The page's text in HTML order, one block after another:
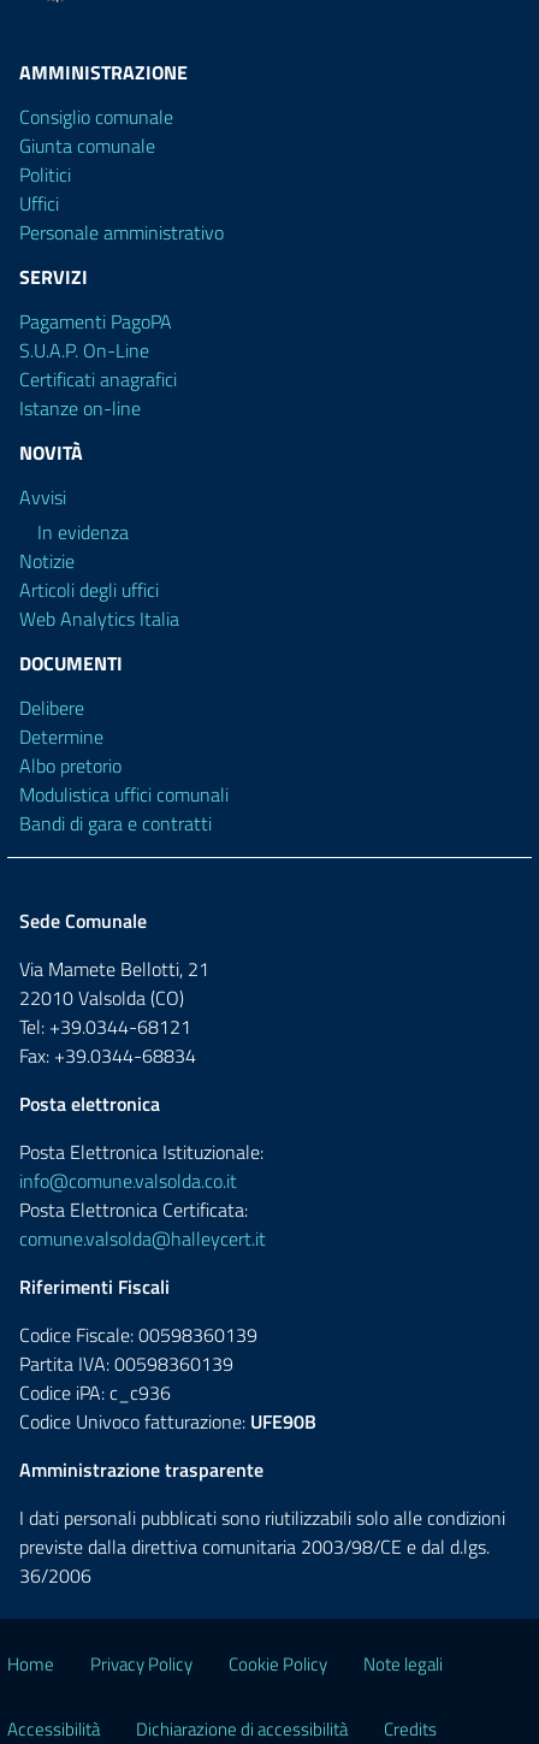
AMMINISTRAZIONE
Consiglio comunale
Giunta comunale
Politici
Uffici
Personale amministrativo
SERVIZI
Pagamenti PagoPA
S.U.A.P. On-Line
Certificati anagrafici
Istanze on-line
NOVITÀ
Avvisi
In evidenza
Notizie
Articoli degli uffici
Web Analytics Italia
DOCUMENTI
Delibere
Determine
Albo pretorio
Modulistica uffici comunali
Bandi di gara e contratti
Sede Comunale
Via Mamete Bellotti, 21
22010 Valsolda (CO)
Tel: +39.0344-68121
Fax: +39.0344-68834
Posta elettronica
Posta Elettronica Istituzionale:
info@comune.valsolda.co.it
Posta Elettronica Certificata:
comune.valsolda@halleycert.it
Riferimenti Fiscali
Codice Fiscale: 00598360139
Partita IVA: 00598360139
Codice iPA: c_c936
Codice Univoco fatturazione: UFE90B
Amministrazione trasparente
I dati personali pubblicati sono riutilizzabili solo alle condizioni
previste dalla direttiva comunitaria 2003/98/CE e dal d.lgs.
36/2006
Home Privacy Policy Cookie Policy Note legali
Accessibilità Dichiarazione di accessibilità Credits